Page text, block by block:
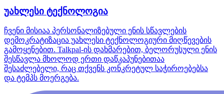
უახლესი ტექნოლოგია
ჩვენი მისიაა პერსონალიზებული ენის სწავლების
დემოკრატიზაცია უახლესი ტექნოლოგიური მიღწევების
გამოყენებით. Talkpal-ის დახმარებით, ბელორუსული ენის
შესწავლა მხოლოდ ერთი დაწკაპუნებითაა
შესაძლებელი, რაც თქვენს კონკრეტულ საჭიროებებსა
და ტემპს მოერგება.